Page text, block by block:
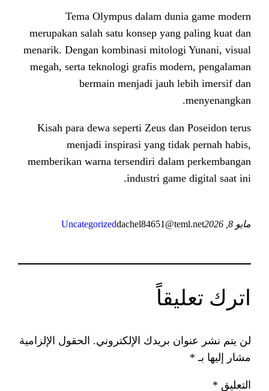
Tema Olympus dalam
merupakan salah satu konsep
menarik. Dengan kombinasi
megah, serta teknologi grafis
bermain menjadi jauh
Kisah para dewa seperti Zeus
menjadi inspirasi yang
memberikan warna tersendiri
industri
Uncategorized
بريدك الإلكتروني. الحقول الإلزامية